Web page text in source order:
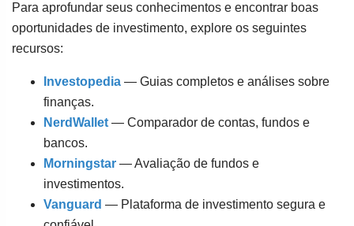
Para aprofundar seus conhecimentos e encontrar boas
oportunidades de investimento, explore os seguintes
recursos:
Investopedia — Guias completos e análises sobre
finanças.
NerdWallet — Comparador de contas, fundos e
bancos.
Morningstar — Avaliação de fundos e
investimentos.
Vanguard — Plataforma de investimento segura e